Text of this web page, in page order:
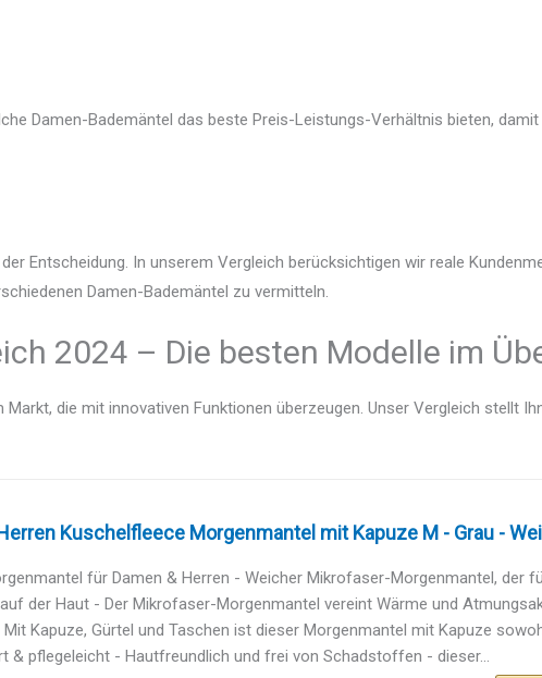
Damen-Bademäntel das beste Preis-Leistungs-Verhältnis bieten,
Entscheidung. In unserem Vergleich berücksichtigen wir reale
Damen-Bademäntel zu vermitteln.
2024 – Die besten Modelle im
die mit innovativen Funktionen überzeugen. Unser Vergleich stellt
Kuschelfleece Morgenmantel mit Kapuze M - Grau -
für Damen & Herren - Weicher Mikrofaser-Morgenmantel, der
der Haut - Der Mikrofaser-Morgenmantel vereint Wärme und
Kapuze, Gürtel und Taschen ist dieser Morgenmantel mit Kapuze
& pflegeleicht - Hautfreundlich und frei von Schadstoffen - dieser...